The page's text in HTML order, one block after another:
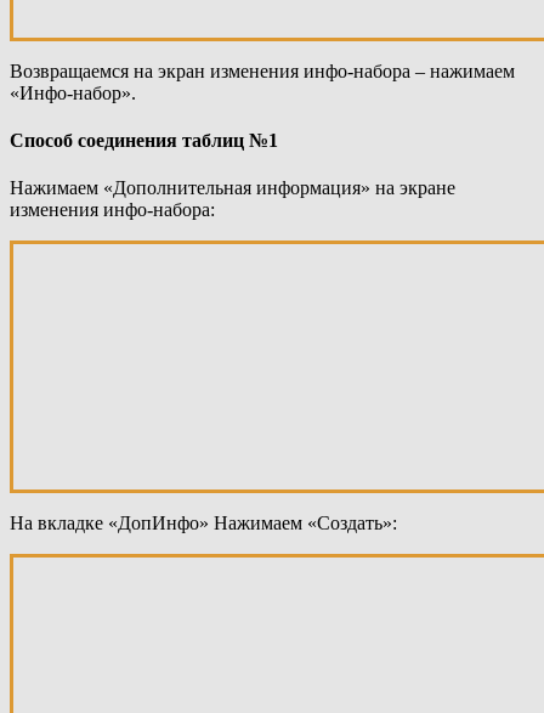
Возвращаемся на экран изменения инфо-набора – нажимаем
«Инфо-набор».
Способ соединения таблиц №1
Нажимаем «Дополнительная информация» на экране
изменения инфо-набора:
На вкладке «ДопИнфо» Нажимаем «Создать»: